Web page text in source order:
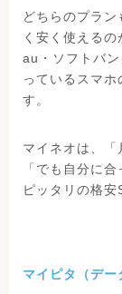
どちらのプラ
く安く使える
au・ソフトバ
っているスマ
す。
マイネオは、「
「でも自分に
ピッタリの格安
マイピタ（デー